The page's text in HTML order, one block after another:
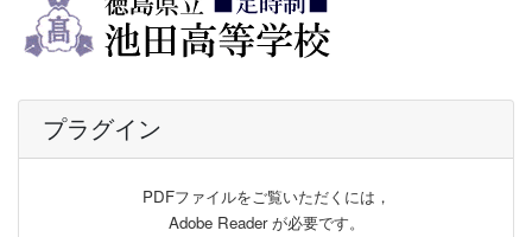
プラグイン
PDFファイルをご覧いただくには，
Adobe Reader が必要です。